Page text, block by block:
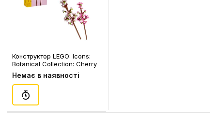
Конструктор LEGO: Icons:
Botanical Collection: Cherry
Blossoms, (40725)
Немає в наявності